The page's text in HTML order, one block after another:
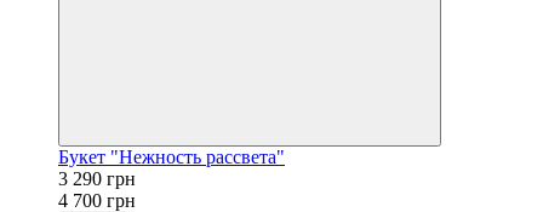
Букет "Нежность рассвета"
3 290 грн
4 700 грн